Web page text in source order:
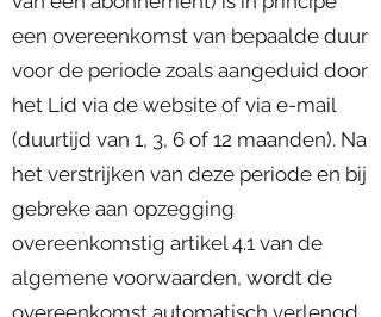
een overeenkomst van bepaalde duur
voor de periode zoals aangeduid door
het Lid via de website of via e-mail
(duurtijd van 1, 3, 6 of 12 maanden). Na
het verstrijken van deze periode en bij
gebreke aan opzegging
overeenkomstig artikel 4.1 van de
algemene voorwaarden, wordt de
overeenkomst automatisch verlengd